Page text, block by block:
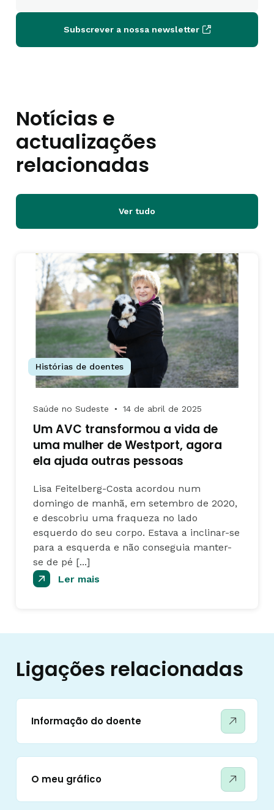
Subscrever a nossa newsletter
Notícias e
actualizações
relacionadas
Ver tudo
Histórias de doentes
Saúde no Sudeste ● 14 de abril de 2025
Um AVC transformou a vida de
uma mulher de Westport, agora
ela ajuda outras pessoas
Lisa Feitelberg-Costa acordou num
domingo de manhã, em setembro de 2020,
e descobriu uma fraqueza no lado
esquerdo do seu corpo. Estava a inclinar-se
para a esquerda e não conseguia manter-
se de pé [...]
Ler mais
Ligações relacionadas
Informação do doente
O meu gráfico